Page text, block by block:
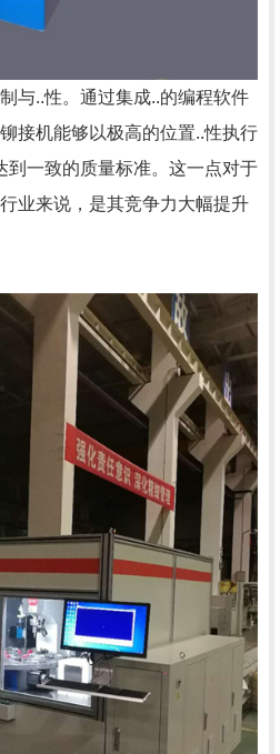
与..性。通过集成..的编程软件
接机能够以极高的位置..性执行
到一致的质量标准。这一点对于
业来说，是其竞争力大幅提升